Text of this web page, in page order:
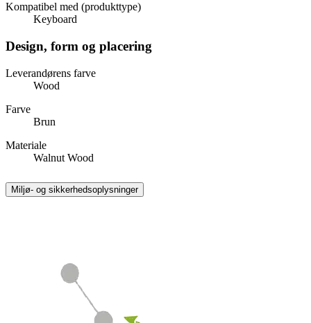
Kompatibel med (produkttype)
Keyboard
Design, form og placering
Leverandørens farve
Wood
Farve
Brun
Materiale
Walnut Wood
Miljø- og sikkerhedsoplysninger